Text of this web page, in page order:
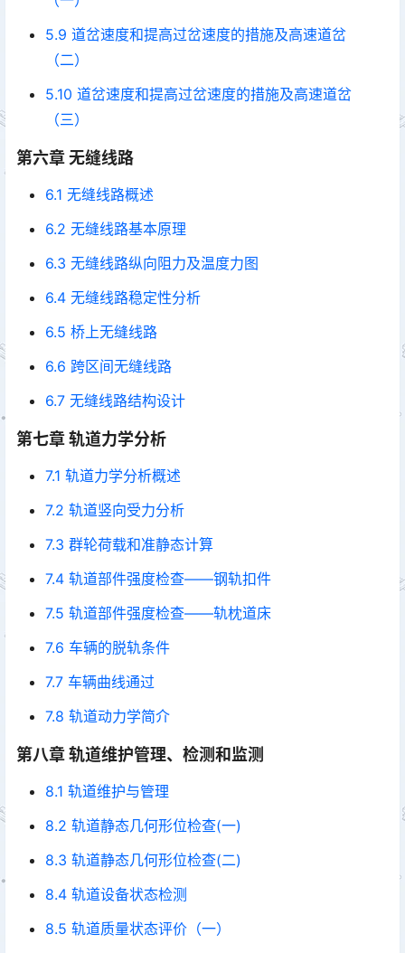
5.9 道岔速度和提高过岔速度的措施及高速道岔
（二）
5.10 道岔速度和提高过岔速度的措施及高速道岔
（三）
第六章 无缝线路
6.1 无缝线路概述
6.2 无缝线路基本原理
6.3 无缝线路纵向阻力及温度力图
6.4 无缝线路稳定性分析
6.5 桥上无缝线路
6.6 跨区间无缝线路
6.7 无缝线路结构设计
第七章 轨道力学分析
7.1 轨道力学分析概述
7.2 轨道竖向受力分析
7.3 群轮荷载和准静态计算
7.4 轨道部件强度检查——钢轨扣件
7.5 轨道部件强度检查——轨枕道床
7.6 车辆的脱轨条件
7.7 车辆曲线通过
7.8 轨道动力学简介
第八章 轨道维护管理、检测和监测
8.1 轨道维护与管理
8.2 轨道静态几何形位检查(一)
8.3 轨道静态几何形位检查(二)
8.4 轨道设备状态检测
8.5 轨道质量状态评价（一）